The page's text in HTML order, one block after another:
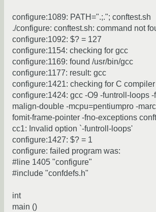
configure:1089: PATH=".;."; conftest.sh
./configure: conftest.sh: command not
configure:1092: $? = 127
configure:1154: checking for gcc
configure:1169: found /usr/bin/gcc
configure:1177: result: gcc
configure:1421: checking for C
configure:1424: gcc -O9 -funtroll-loops -
malign-double -mcpu=pentiumpro -
fomit-frame-pointer -fno-exceptions
cc1: Invalid option `-funtroll-loops'
configure:1427: $? = 1
configure: failed program was:
#line 1405 "configure"
#include "confdefs.h"
int
main ()